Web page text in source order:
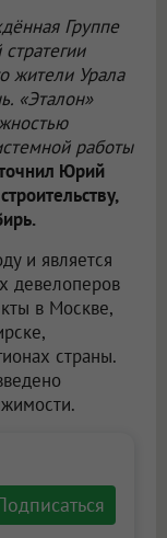
Группе
жители Урала
«Эталон»
работы
Юрий
и является
девелоперов
в Москве,
страны.